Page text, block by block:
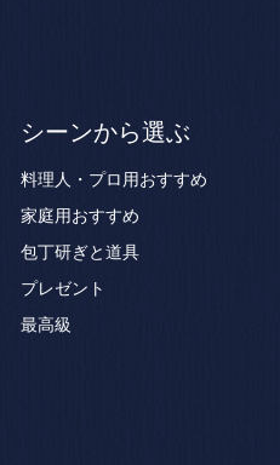
シーンから選ぶ
料理人・プロ用おすすめ
家庭用おすすめ
包丁研ぎと道具
プレゼント
最高級